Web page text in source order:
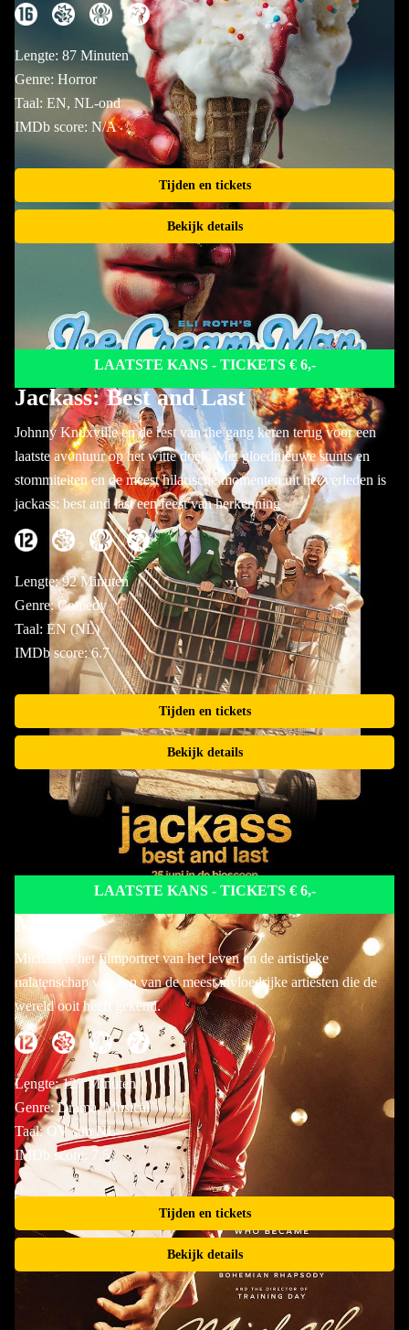
Lengte: 87 Minuten
Genre: Horror
Taal: EN, NL-ond
IMDb score: N/A
Tijden en tickets
Bekijk details
LAATSTE KANS - TICKETS € 6,-
Jackass: Best and Last
Johnny Knoxville en de rest van the gang keren terug voor een
laatste avontuur op het witte doek. Met gloednieuwe stunts en
stommiteiten en de meest hilarische momenten uit het verleden is
jackass: best and last een feest van herkenning
Lengte: 92 Minuten
Genre: Comedy
Taal: EN (NL)
IMDb score: 6.7
Tijden en tickets
Bekijk details
LAATSTE KANS - TICKETS € 6,-
Michael
Michael is het filmportret van het leven en de artistieke
nalatenschap van een van de meest invloedrijke artiesten die de
wereld ooit heeft gekend.
Lengte: 127 Minuten
Genre: Drama, Musical
Taal: OV sub NL
IMDb score: 7.5
Tijden en tickets
Bekijk details